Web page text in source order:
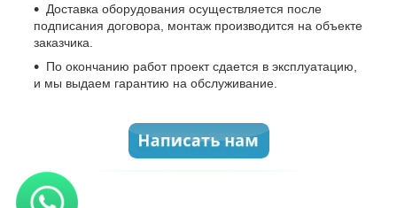
Доставка оборудования осуществляется после
подписания договора, монтаж производится на объекте
заказчика.
По окончанию работ проект сдается в эксплуатацию,
и мы выдаем гарантию на обслуживание.